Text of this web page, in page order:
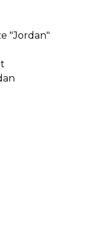
"Jordan"